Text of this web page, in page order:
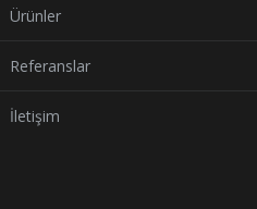
Ürünler
Referanslar
İletişim